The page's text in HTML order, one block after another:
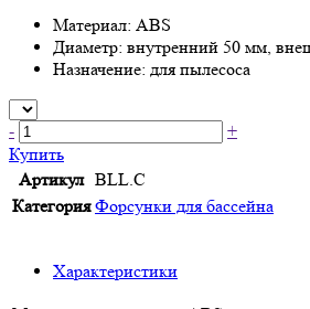
Материал: ABS
Диаметр: внутренний 50 мм,
Назначение: для пылесоса
-
+
Купить
Артикул BLL.C
Категория Форсунки для бассейна
Характеристики